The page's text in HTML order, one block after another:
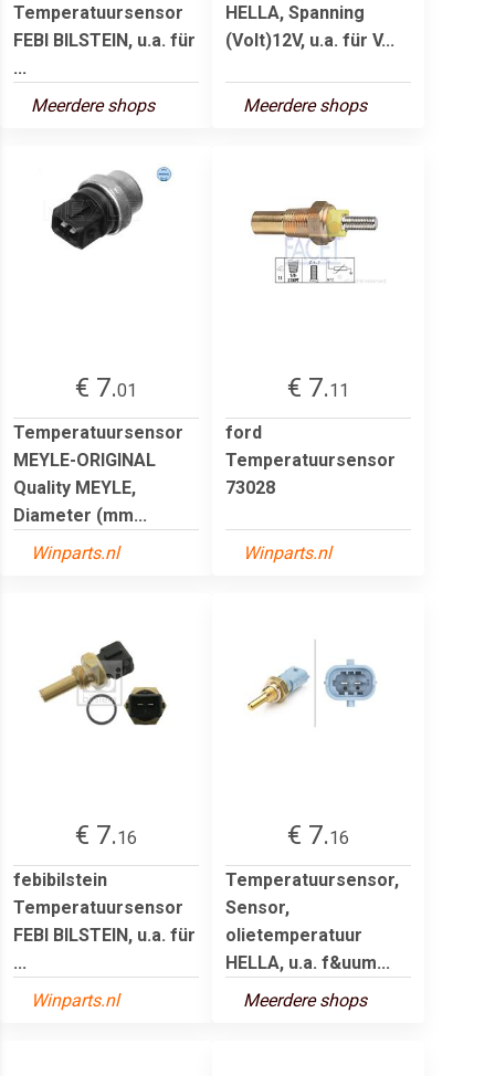
Temperatuursensor
FEBI BILSTEIN, u.a. für
...
Meerdere shops
HELLA, Spanning
(Volt)12V, u.a. für V...
Meerdere shops
€ 7.01
Temperatuursensor
MEYLE-ORIGINAL
Quality MEYLE,
Diameter (mm...
Winparts.nl
€ 7.11
ford
Temperatuursensor
73028
Winparts.nl
€ 7.16
febibilstein
Temperatuursensor
FEBI BILSTEIN, u.a. für
...
Winparts.nl
€ 7.16
Temperatuursensor,
Sensor,
olietemperatuur
HELLA, u.a. f&uum...
Meerdere shops